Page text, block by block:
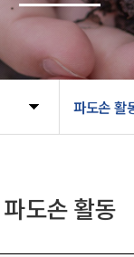
파도손 활
파도손 활동